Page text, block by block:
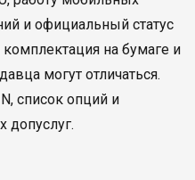
и официальный статус
на бумаге и
могут отличаться.
список опций и
допуслуг.